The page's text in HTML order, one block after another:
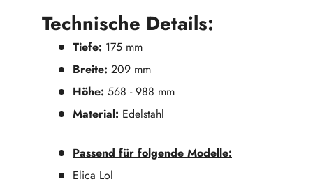
Technische Details:
Tiefe: 175 mm
Breite: 209 mm
Höhe: 568 - 988 mm
Material: Edelstahl
Passend für folgende Modelle:
Elica Lol